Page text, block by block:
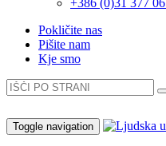
Pokličite nas
Pišite nam
Kje smo
Toggle navigation